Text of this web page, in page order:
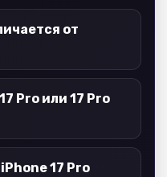
от
Pro или 17 Pro
17 Pro